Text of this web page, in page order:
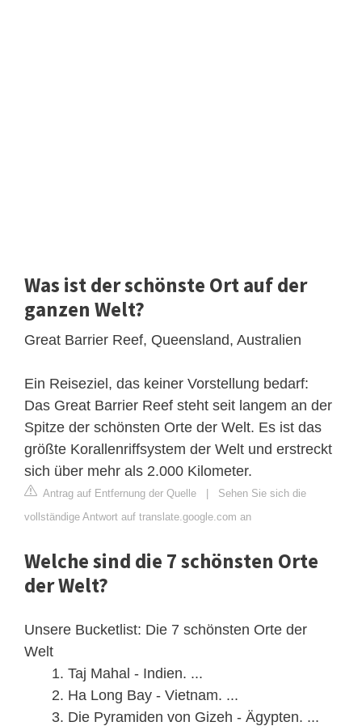
Was ist der schönste Ort auf der
ganzen Welt?
Great Barrier Reef, Queensland, Australien
Ein Reiseziel, das keiner Vorstellung bedarf:
Das Great Barrier Reef steht seit langem an der
Spitze der schönsten Orte der Welt. Es ist das
größte Korallenriffsystem der Welt und erstreckt
sich über mehr als 2.000 Kilometer.
Antrag auf Entfernung der Quelle | Sehen Sie sich die
vollständige Antwort auf translate.google.com an
Welche sind die 7 schönsten Orte
der Welt?
Unsere Bucketlist: Die 7 schönsten Orte der
Welt
Taj Mahal - Indien. ...
Ha Long Bay - Vietnam. ...
Die Pyramiden von Gizeh - Ägypten. ...